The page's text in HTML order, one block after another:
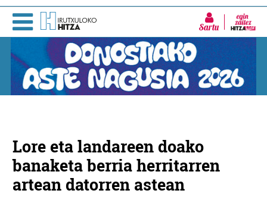
Sartu
Lore eta landareen doako
banaketa berria herritarren
artean datorren astean